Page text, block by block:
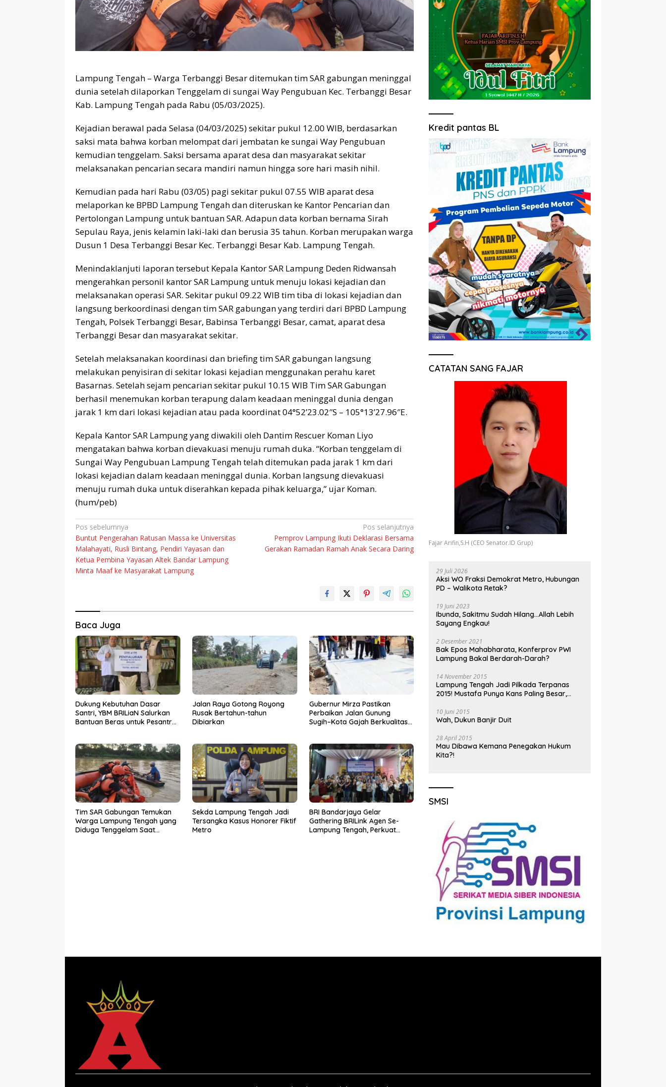
Lampung Tengah – Warga Terbanggi Besar ditemukan tim SAR gabungan meninggal
dunia setelah dilaporkan Tenggelam di sungai Way Pengubuan Kec. Terbanggi Besar
Kab. Lampung Tengah pada Rabu (05/03/2025).
Kejadian berawal pada Selasa (04/03/2025) sekitar pukul 12.00 WIB, berdasarkan
saksi mata bahwa korban melompat dari jembatan ke sungai Way Pengubuan
kemudian tenggelam. Saksi bersama aparat desa dan masyarakat sekitar
melaksanakan pencarian secara mandiri namun hingga sore hari masih nihil.
Kemudian pada hari Rabu (03/05) pagi sekitar pukul 07.55 WIB aparat desa
melaporkan ke BPBD Lampung Tengah dan diteruskan ke Kantor Pencarian dan
Pertolongan Lampung untuk bantuan SAR. Adapun data korban bernama Sirah
Sepulau Raya, jenis kelamin laki-laki dan berusia 35 tahun. Korban merupakan warga
Dusun 1 Desa Terbanggi Besar Kec. Terbanggi Besar Kab. Lampung Tengah.
Menindaklanjuti laporan tersebut Kepala Kantor SAR Lampung Deden Ridwansah
mengerahkan personil kantor SAR Lampung untuk menuju lokasi kejadian dan
melaksanakan operasi SAR. Sekitar pukul 09.22 WIB tim tiba di lokasi kejadian dan
langsung berkoordinasi dengan tim SAR gabungan yang terdiri dari BPBD Lampung
Tengah, Polsek Terbanggi Besar, Babinsa Terbanggi Besar, camat, aparat desa
Terbanggi Besar dan masyarakat sekitar.
Setelah melaksanakan koordinasi dan briefing tim SAR gabungan langsung
melakukan penyisiran di sekitar lokasi kejadian menggunakan perahu karet
Basarnas. Setelah sejam pencarian sekitar pukul 10.15 WIB Tim SAR Gabungan
berhasil menemukan korban terapung dalam keadaan meninggal dunia dengan
jarak 1 km dari lokasi kejadian atau pada koordinat 04°52’23.02″S – 105°13’27.96″E.
Kepala Kantor SAR Lampung yang diwakili oleh Dantim Rescuer Koman Liyo
mengatakan bahwa korban dievakuasi menuju rumah duka. “Korban tenggelam di
Sungai Way Pengubuan Lampung Tengah telah ditemukan pada jarak 1 km dari
lokasi kejadian dalam keadaan meninggal dunia. Korban langsung dievakuasi
menuju rumah duka untuk diserahkan kepada pihak keluarga,” ujar Koman.
(hum/peb)
Navigasi
pos
Pos sebelumnya
Buntut Pengerahan Ratusan Massa ke Universitas
Malahayati, Rusli Bintang, Pendiri Yayasan dan
Ketua Pembina Yayasan Altek Bandar Lampung
Minta Maaf ke Masyarakat Lampung
Pos selanjutnya
Pemprov Lampung Ikuti Deklarasi Bersama
Gerakan Ramadan Ramah Anak Secara Daring
Baca Juga
Dukung Kebutuhan Dasar
Santri, YBM BRILiaN Salurkan
Bantuan Beras untuk Pesantren
Jalan Raya Gotong Royong
Rusak Bertahun-tahun
Dibiarkan
Gubernur Mirza Pastikan
Perbaikan Jalan Gunung
Sugih–Kota Gajah Berkualitas
Tim SAR Gabungan Temukan
Warga Lampung Tengah yang
Diduga Tenggelam Saat
Sekda Lampung Tengah Jadi
Tersangka Kasus Honorer Fiktif
Metro
BRI Bandarjaya Gelar
Gathering BRILink Agen Se-
Lampung Tengah, Perkuat
Kredit pantas BL
CATATAN SANG FAJAR
Fajar Arifin,S.H (CEO Senator.ID Grup)
29 Juli 2026
Aksi WO Fraksi Demokrat Metro, Hubungan
PD – Walikota Retak?
19 Juni 2023
Ibunda, Sakitmu Sudah Hilang…Allah Lebih
Sayang Engkau!
2 Desember 2021
Bak Epos Mahabharata, Konferprov PWI
Lampung Bakal Berdarah-Darah?
14 November 2015
Lampung Tengah Jadi Pilkada Terpanas
2015! Mustafa Punya Kans Paling Besar,
10 Juni 2015
Wah, Dukun Banjir Duit
28 April 2015
Mau Dibawa Kemana Penegakan Hukum
Kita?!
SMSI